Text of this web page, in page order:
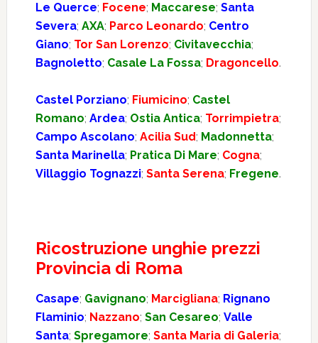
Le Querce; Focene; Maccarese; Santa
Severa; AXA; Parco Leonardo; Centro
Giano; Tor San Lorenzo; Civitavecchia;
Bagnoletto; Casale La Fossa; Dragoncello.
Castel Porziano; Fiumicino; Castel
Romano; Ardea; Ostia Antica; Torrimpietra;
Campo Ascolano; Acilia Sud; Madonnetta;
Santa Marinella; Pratica Di Mare; Cogna;
Villaggio Tognazzi; Santa Serena; Fregene.
Ricostruzione unghie prezzi
Provincia di Roma
Casape; Gavignano; Marcigliana; Rignano
Flaminio; Nazzano; San Cesareo; Valle
Santa; Spregamore; Santa Maria di Galeria;